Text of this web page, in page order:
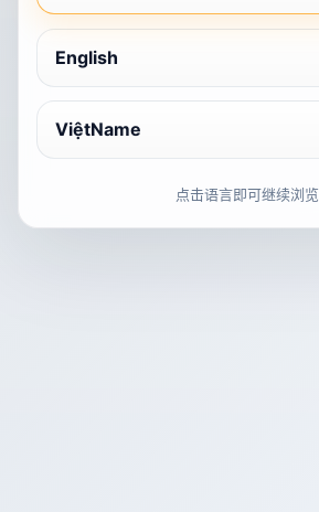
English
ViệtName
点击语言即可继续浏览